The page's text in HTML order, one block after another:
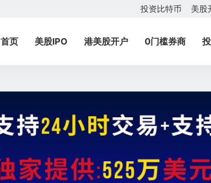
投资比特币 美股
首页 美股IPO 港美股开户 0门槛券商